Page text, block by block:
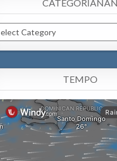
CATEGORIANAN
TEMPO